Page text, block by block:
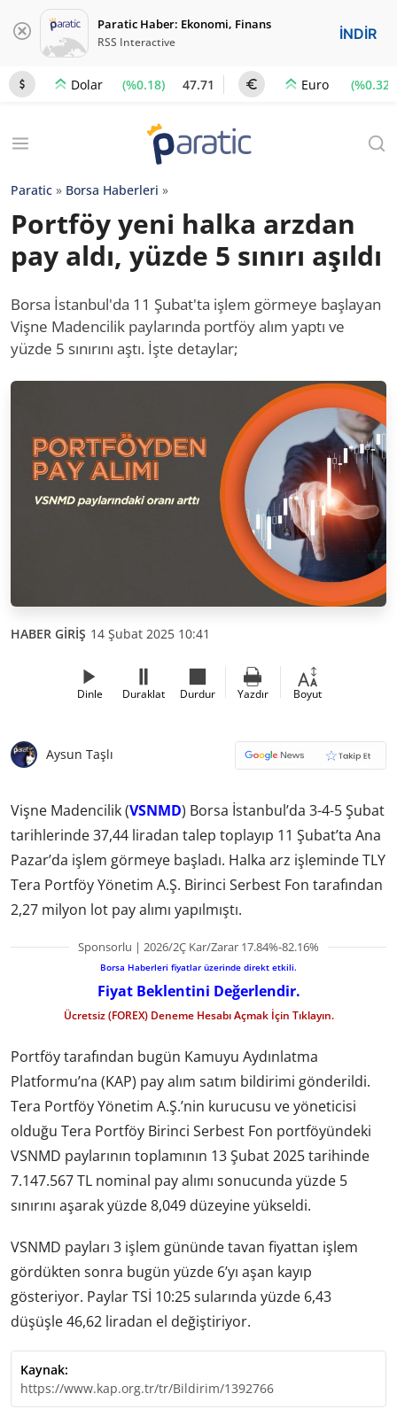
Paratic Haber: Ekonomi, Finans
RSS Interactive İNDİR
Dolar (%0.18) 47.71 Euro (%0.32)
Paratic » Borsa Haberleri »
Portföy yeni halka arzdan
pay aldı, yüzde 5 sınırı aşıldı
Borsa İstanbul'da 11 Şubat'ta işlem görmeye başlayan
Vişne Madencilik paylarında portföy alım yaptı ve
yüzde 5 sınırını aştı. İşte detaylar;
HABER GİRİŞ 14 Şubat 2025 10:41
Dinle Duraklat Durdur Yazdır Boyut
Aysun Taşlı
Vişne Madencilik (VSNMD) Borsa İstanbul’da 3-4-5 Şubat
tarihlerinde 37,44 liradan talep toplayıp 11 Şubat’ta Ana
Pazar’da işlem görmeye başladı. Halka arz işleminde TLY
Tera Portföy Yönetim A.Ş. Birinci Serbest Fon tarafından
2,27 milyon lot pay alımı yapılmıştı.
Sponsorlu | 2026/2Ç Kar/Zarar 17.84%-82.16%
Borsa Haberleri fiyatlar üzerinde direkt etkili.
Fiyat Beklentini Değerlendir.
Ücretsiz (FOREX) Deneme Hesabı Açmak İçin Tıklayın.
Portföy tarafından bugün Kamuyu Aydınlatma
Platformu’na (KAP) pay alım satım bildirimi gönderildi.
Tera Portföy Yönetim A.Ş.’nin kurucusu ve yöneticisi
olduğu Tera Portföy Birinci Serbest Fon portföyündeki
VSNMD paylarının toplamının 13 Şubat 2025 tarihinde
7.147.567 TL nominal pay alımı sonucunda yüzde 5
sınırını aşarak yüzde 8,049 düzeyine yükseldi.
VSNMD payları 3 işlem gününde tavan fiyattan işlem
gördükten sonra bugün yüzde 6’yı aşan kayıp
gösteriyor. Paylar TSİ 10:25 sularında yüzde 6,43
düşüşle 46,62 liradan el değiştiriyor.
Kaynak:
https://www.kap.org.tr/tr/Bildirim/1392766